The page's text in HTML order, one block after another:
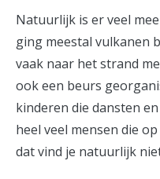
Natuurlijk is er veel
ging meestal vulkanen
vaak naar het strand
ook een beurs
kinderen die dansten
heel veel mensen die
dat vind je natuurlijk